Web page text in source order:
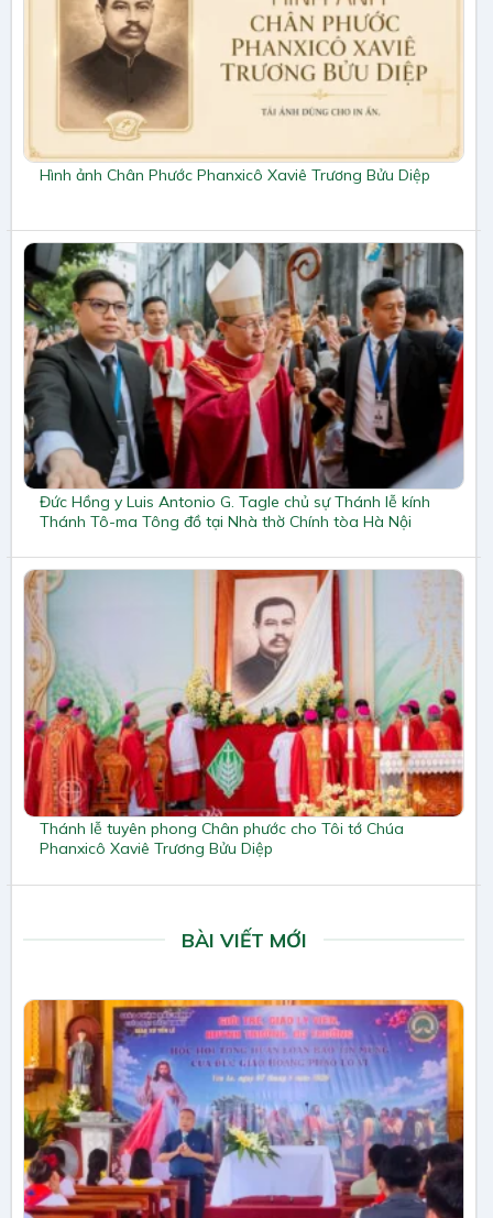
Hình ảnh Chân Phước Phanxicô Xaviê Trương Bửu Diệp
Đức Hồng y Luis Antonio G. Tagle chủ sự Thánh lễ kính
Thánh Tô-ma Tông đồ tại Nhà thờ Chính tòa Hà Nội
Thánh lễ tuyên phong Chân phước cho Tôi tớ Chúa
Phanxicô Xaviê Trương Bửu Diệp
BÀI VIẾT MỚI